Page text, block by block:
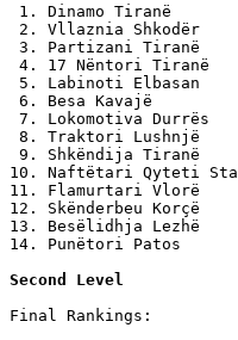
1. Dinamo Tiranë
2. Vllaznia Shkodër
3. Partizani Tiranë
4. 17 Nëntori Tiranë
5. Labinoti Elbasan
6. Besa Kavajë
7. Lokomotiva
8. Traktori Lushnjë
9. Shkëndija Tiranë
10. Naftëtari Qyteti
11. Flamurtari Vlorë
12. Skënderbeu Korçë
13. Besëlidhja Lezhë
14. Punëtori Patos
Second Level
Final Rankings: